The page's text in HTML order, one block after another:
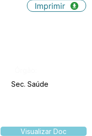
Imprimir
Sec. Saúde
Visualizar Doc